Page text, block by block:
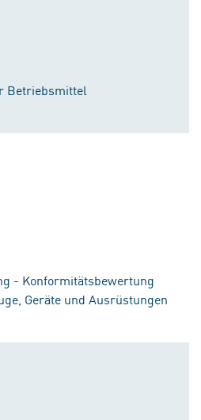
Betriebsmittel
- Konformitätsbewertung
Geräte und Ausrüstungen